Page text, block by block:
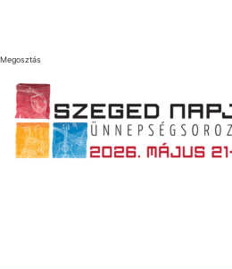
Megosztás